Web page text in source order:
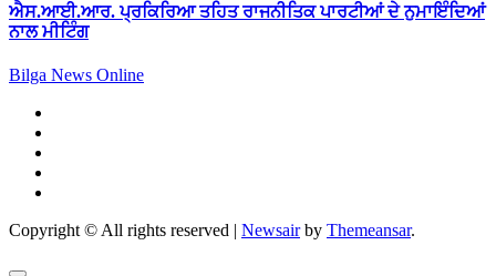
ਐਸ.ਆਈ.ਆਰ. ਪ੍ਰਕਿਰਿਆ ਤਹਿਤ ਰਾਜਨੀਤਿਕ ਪਾਰਟੀਆਂ ਦੇ ਨੁਮਾਇੰਦਿਆਂ
ਨਾਲ ਮੀਟਿੰਗ
Bilga News Online
Copyright © All rights reserved | Newsairby Themeansar.